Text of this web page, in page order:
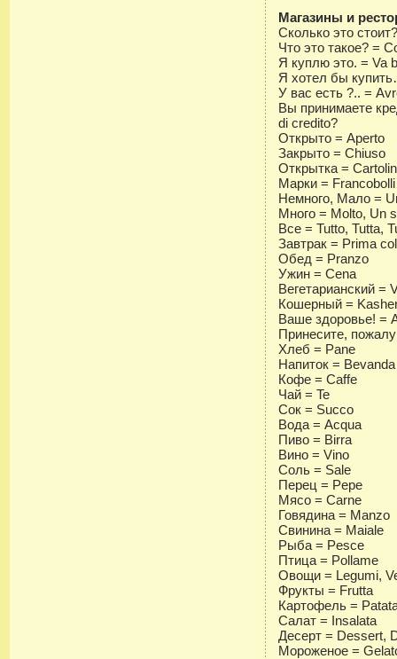
Магазины и
Сколько это
Что это такое? =
Я куплю это. = Va
Я хотел бы
У вас есть ?.. =
Вы принимаете
di credito?
Открыто = Aperto
Закрыто = Chiuso
Открытка =
Марки = Francobolli
Немного, Мало =
Много = Molto, Un
Все = Tutto, Tutta,
Завтрак = Prima
Обед = Pranzo
Ужин = Cena
Вегетарианский =
Кошерный =
Ваше здоровье! =
Принесите,
Хлеб = Pane
Напиток = Bevanda
Кофе = Caffe
Чай = Te
Сок = Succo
Вода = Acqua
Пиво = Birra
Вино = Vino
Соль = Sale
Перец = Pepe
Мясо = Carne
Говядина = Manzo
Свинина = Maiale
Рыба = Pesce
Птица = Pollame
Овощи = Legumi,
Фрукты = Frutta
Картофель =
Салат = Insalata
Десерт = Dessert,
Мороженое =